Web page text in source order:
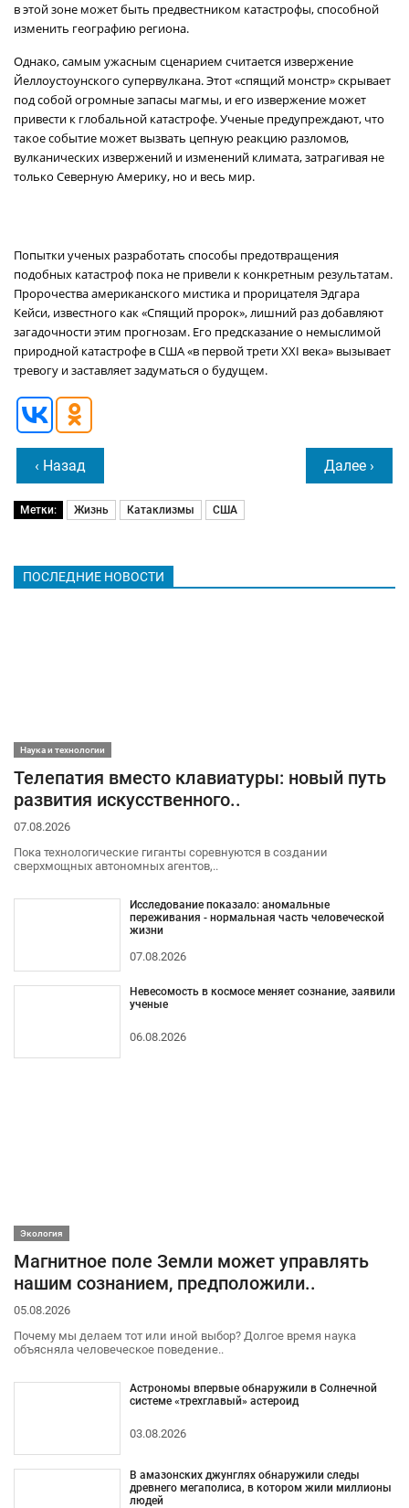
в этой зоне может быть предвестником катастрофы, способной
изменить географию региона.
Однако, самым ужасным сценарием считается извержение
Йеллоустоунского супервулкана. Этот «спящий монстр» скрывает
под собой огромные запасы магмы, и его извержение может
привести к глобальной катастрофе. Ученые предупреждают, что
такое событие может вызвать цепную реакцию разломов,
вулканических извержений и изменений климата, затрагивая не
только Северную Америку, но и весь мир.
Попытки ученых разработать способы предотвращения
подобных катастроф пока не привели к конкретным результатам.
Пророчества американского мистика и прорицателя Эдгара
Кейси, известного как «Спящий пророк», лишний раз добавляют
загадочности этим прогнозам. Его предсказание о немыслимой
природной катастрофе в США «в первой трети XXI века» вызывает
тревогу и заставляет задуматься о будущем.
‹ Назад Далее ›
Метки: Жизнь Катаклизмы США
ПОСЛЕДНИЕ НОВОСТИ
Наука и технологии
Телепатия вместо клавиатуры: новый путь
развития искусственного..
07.08.2026
Пока технологические гиганты соревнуются в создании
сверхмощных автономных агентов,..
Исследование показало: аномальные
переживания - нормальная часть человеческой
жизни
07.08.2026
Невесомость в космосе меняет сознание, заявили
ученые
06.08.2026
Экология
Магнитное поле Земли может управлять
нашим сознанием, предположили..
05.08.2026
Почему мы делаем тот или иной выбор? Долгое время наука
объясняла человеческое поведение..
Астрономы впервые обнаружили в Солнечной
системе «трехглавый» астероид
03.08.2026
В амазонских джунглях обнаружили следы
древнего мегаполиса, в котором жили миллионы
людей